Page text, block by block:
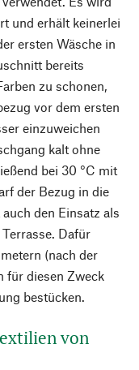
und erhält keinerlei
ersten Wäsche in
bereits
zu schonen,
vor dem ersten
einzuweichen
kalt ohne
bei 30 °C mit
der Bezug in die
den Einsatz als
Dafür
(nach der
für diesen Zweck
bestücken.
von